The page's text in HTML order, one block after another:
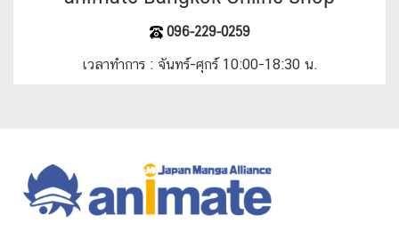
096-229-0259
เวลาทำการ: จันทร์-ศุกร์10:00-18:30 น.